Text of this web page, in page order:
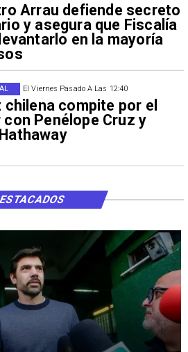
Arrau defiende secreto
y asegura que Fiscalía
en la mayoría
El Viernes Pasado A Las 12:40
compite por el
con Penélope Cruz y